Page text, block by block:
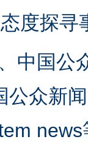
度探寻
中国公
公众新